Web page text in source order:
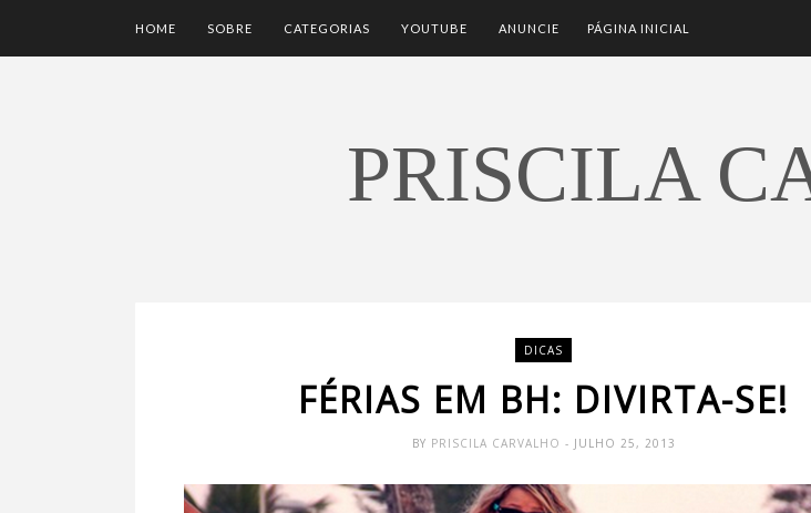
HOME SOBRE CATEGORIAS YOUTUBE ANUNCIE PÁGINA INICIAL
PRISCILA
DICAS
FÉRIAS EM BH: DIVIRTA-SE!
BY PRISCILA CARVALHO - JULHO 25, 2013